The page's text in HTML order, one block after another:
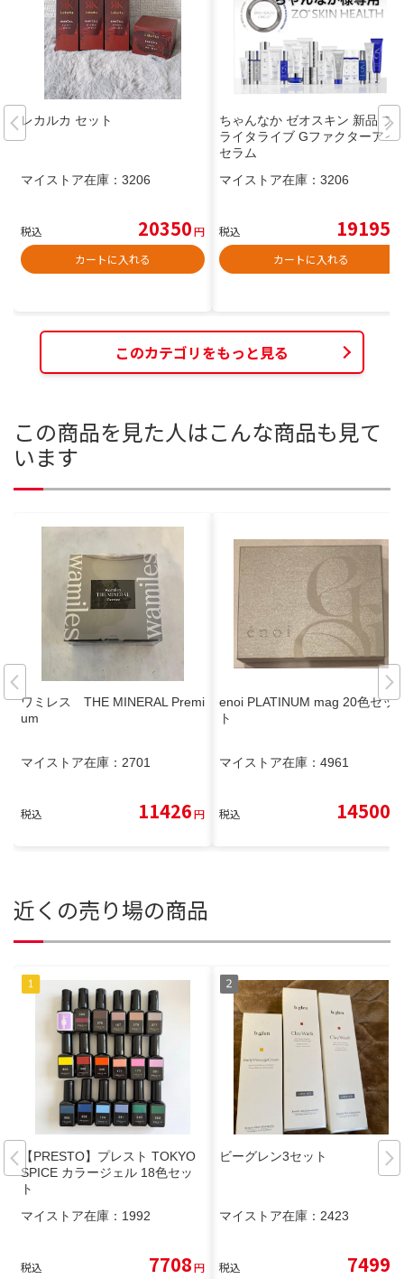
レカルカ セット
マイストア在庫： 3206
税込 20350円
カートに入れる
ちゃんなか ゼオスキン 新品 ブ
ライタライブ Gファクターアイ
セラム
マイストア在庫： 3206
税込 19195
カートに入れる
このカテゴリをもっと見る
この商品を見た人はこんな商品も見て
います
ワミレス THE MINERAL Premi
um
マイストア在庫： 2701
税込 11426円
enoi PLATINUM mag 20色セッ
ト
マイストア在庫： 4961
税込 14500
近くの売り場の商品
【PRESTO】プレスト TOKYO
SPICE カラージェル 18色セッ
ト
マイストア在庫： 1992
税込 7708円
ビーグレン3セット
マイストア在庫： 2423
税込 7499